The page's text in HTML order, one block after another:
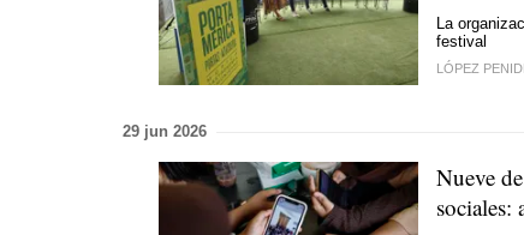
La
festival
LÓPEZ
29 jun 2026
Nueve
sociales: